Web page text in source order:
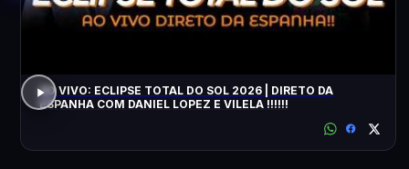
AO VIVO: ECLIPSE TOTAL DO SOL 2026 | DIRETO DA
ESPANHA COM DANIEL LOPEZ E VILELA !!!!!!